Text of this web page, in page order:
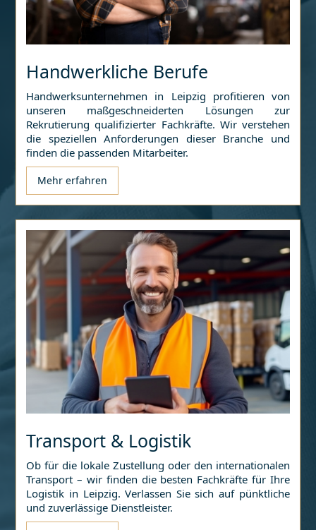
Handwerkliche Berufe
Handwerksunternehmen in Leipzig profitieren von
unseren maßgeschneiderten Lösungen zur
Rekrutierung qualifizierter Fachkräfte. Wir verstehen
die speziellen Anforderungen dieser Branche und
finden die passenden Mitarbeiter.
Mehr erfahren
Transport & Logistik
Ob für die lokale Zustellung oder den internationalen
Transport – wir finden die besten Fachkräfte für Ihre
Logistik in Leipzig. Verlassen Sie sich auf pünktliche
und zuverlässige Dienstleister.